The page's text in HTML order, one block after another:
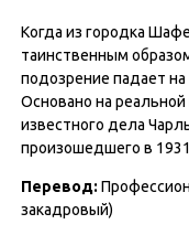
Когда из городка
таинственным
подозрение падает
Основано на
известного дела
произошедшего в
Перевод:
закадровый)